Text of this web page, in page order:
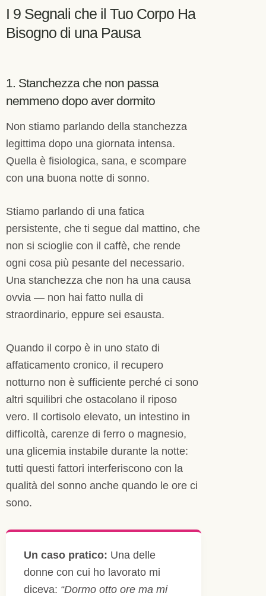
I 9 Segnali che il Tuo Corpo Ha
Bisogno di una Pausa
1. Stanchezza che non passa
nemmeno dopo aver dormito
Non stiamo parlando della stanchezza
legittima dopo una giornata intensa.
Quella è fisiologica, sana, e scompare
con una buona notte di sonno.
Stiamo parlando di una fatica
persistente, che ti segue dal mattino, che
non si scioglie con il caffè, che rende
ogni cosa più pesante del necessario.
Una stanchezza che non ha una causa
ovvia — non hai fatto nulla di
straordinario, eppure sei esausta.
Quando il corpo è in uno stato di
affaticamento cronico, il recupero
notturno non è sufficiente perché ci sono
altri squilibri che ostacolano il riposo
vero. Il cortisolo elevato, un intestino in
difficoltà, carenze di ferro o magnesio,
una glicemia instabile durante la notte:
tutti questi fattori interferiscono con la
qualità del sonno anche quando le ore ci
sono.
Un caso pratico: Una delle
donne con cui ho lavorato mi
diceva: “Dormo otto ore ma mi